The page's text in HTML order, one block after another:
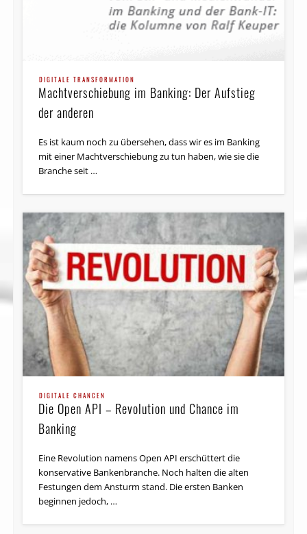
DIGITALE TRANSFORMATION
Machtverschiebung im Banking: Der Aufstieg
der anderen
Es ist kaum noch zu übersehen, dass wir es im Banking
mit einer Machtverschiebung zu tun haben, wie sie die
Branche seit …
DIGITALE CHANCEN
Die Open API – Revolution und Chance im
Banking
Eine Revolution namens Open API erschüttert die
konservative Bankenbranche. Noch halten die alten
Festungen dem Ansturm stand. Die ersten Banken
beginnen jedoch, …